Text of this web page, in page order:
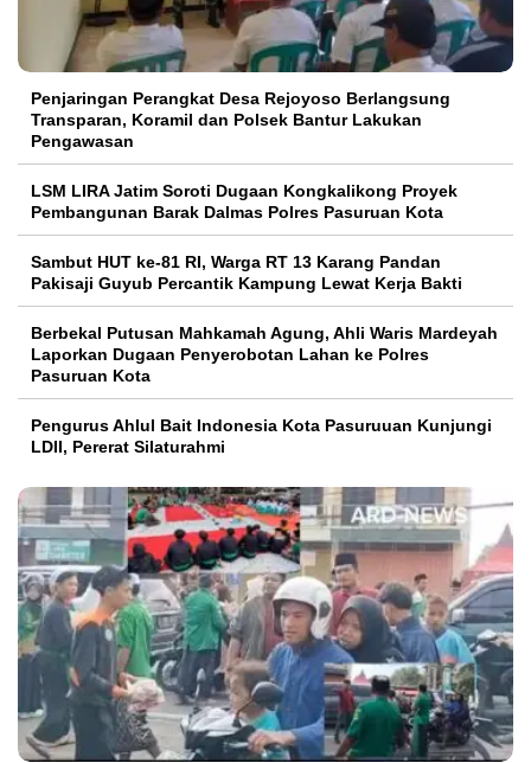
Penjaringan Perangkat Desa Rejoyoso Berlangsung
Transparan, Koramil dan Polsek Bantur Lakukan
Pengawasan
LSM LIRA Jatim Soroti Dugaan Kongkalikong Proyek
Pembangunan Barak Dalmas Polres Pasuruan Kota
Sambut HUT ke-81 RI, Warga RT 13 Karang Pandan
Pakisaji Guyub Percantik Kampung Lewat Kerja Bakti
Berbekal Putusan Mahkamah Agung, Ahli Waris Mardeyah
Laporkan Dugaan Penyerobotan Lahan ke Polres
Pasuruan Kota
Pengurus Ahlul Bait Indonesia Kota Pasuruuan Kunjungi
LDII, Pererat Silaturahmi